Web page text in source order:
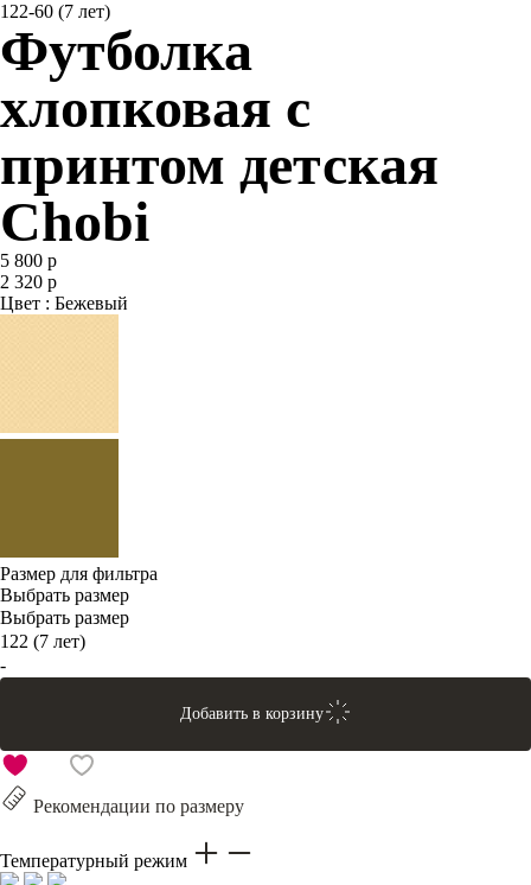
122-60 (7 лет)
Футболка
хлопковая с
принтом детская
Chobi
5 800 р
2 320 р
Цвет : Бежевый
Размер для фильтра
Выбрать размер
Выбрать размер
122 (7 лет)
-
Добавить в корзину
Рекомендации по размеру
Температурный режим